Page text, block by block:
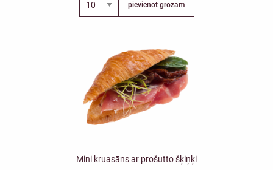
pievienot grozam
Mini kruasāns ar prošutto šķiņķi